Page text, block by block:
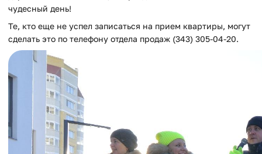
чудесный день!
Те, кто еще не успел записаться на прием квартиры, могут
сделать это по телефону отдела продаж (343) 305-04-20.